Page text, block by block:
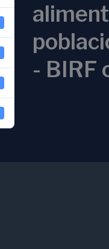
- BIRF